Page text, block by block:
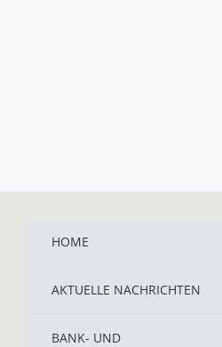
HOME
AKTUELLE NACHRICHTEN
BANK- UND